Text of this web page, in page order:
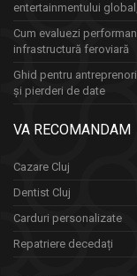
entertainmentului
Cum evaluezi
infrastructură feroviară
Ghid pentru
și pierderi de date
VA RECOMANDAM
Cazare Cluj
Dentist Cluj
Carduri personalizate
Repatriere decedați